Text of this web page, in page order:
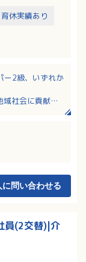
休実績あり
ー2級、いずれか
域社会に貢献し
す。
応されるのでモ
導入していま
に問い合わせる
員(2交替)|介